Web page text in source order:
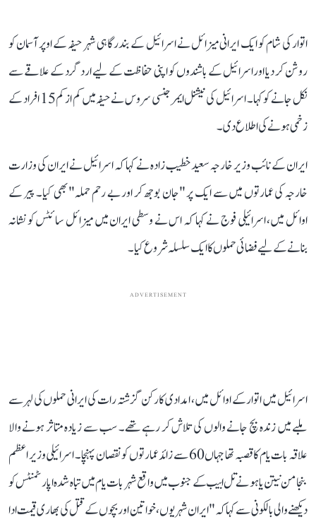
اتوار کی شام کو ایک ایرانی میزائل نے اسرائیل کے بندرگاہی شہر حیفہ کے اوپر آسمان کو
روشن کر دیا اوراسرائیل کے باشندوں کو اپنی حفاظت کے لیے ارد گرد کے علاقے سے
نکل جانے کو کہا۔ اسرائیل کی نیشنل ایمرجنسی سروس نے حیفہ میں کم از کم 15 افراد کے
زخمی ہونے کی اطلاع دی۔
ایران کے نائب وزیر خارجہ سعید خطیب زادہ نے کہا کہ اسرائیل نے ایران کی وزارت
خارجہ کی عمارتوں میں سے ایک پر "جان بوجھ کر اور بے رحم حملہ" بھی کیا۔ پیر کے
اوائل میں، اسرائیلی فوج نے کہا کہ اس نے وسطی ایران میں میزائل سائٹس کو نشانہ
بنانے کے لیے فضائی حملوں کا ایک سلسلہ شروع کیا۔
ADVERTISEMENT
اسرائیل میں اتوار کے اوائل میں، امدادی کارکن گزشتہ رات کی ایرانی حملوں کی لہر سے
ملبے میں زندہ بچ جانے والوں کی تلاش کر رہے تھے۔ سب سے زیادہ متاثر ہونے والا
علاقہ بات یام کا قصبہ تھا جہاں 60 سے زائد عمارتوں کو نقصان پہنچا۔ اسرائیلی وزیر اعظم
بنجامن نیتن یاہو نے تل ابیب کے جنوب میں واقع شہر بات یام میں تباہ شدہ اپارٹمنٹس کو
دیکھنے والی بالکونی سے کہا کہ "ایران شہریوں، خواتین اور بچوں کے قتل کی بھاری قیمت ادا